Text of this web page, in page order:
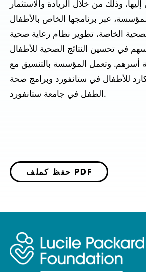
وذلك من خلال الريادة والاستثمار
عبر برنامجها الخاص بالأطفال
الخاصة، تطوير نظام رعاية صحية
في تحسين النتائج الصحية للأطفال
أسرهم. وتعمل المؤسسة بالتنسيق مع
للأطفال في ستانفورد وبرامج صحة
الطفل في جامعة ستانفورد.
حفظ كملف PDF